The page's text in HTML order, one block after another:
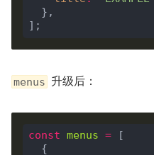
menus 升级后：
const menus =